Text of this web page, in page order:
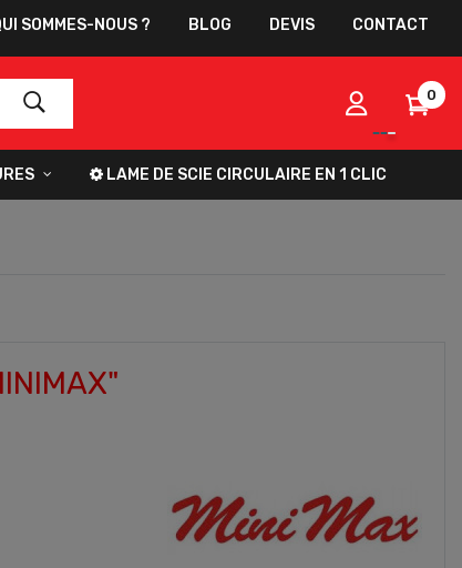
SOMMES-NOUS ? BLOG DEVIS CONTACT
0
LAME DE SCIE CIRCULAIRE EN 1 CLIC